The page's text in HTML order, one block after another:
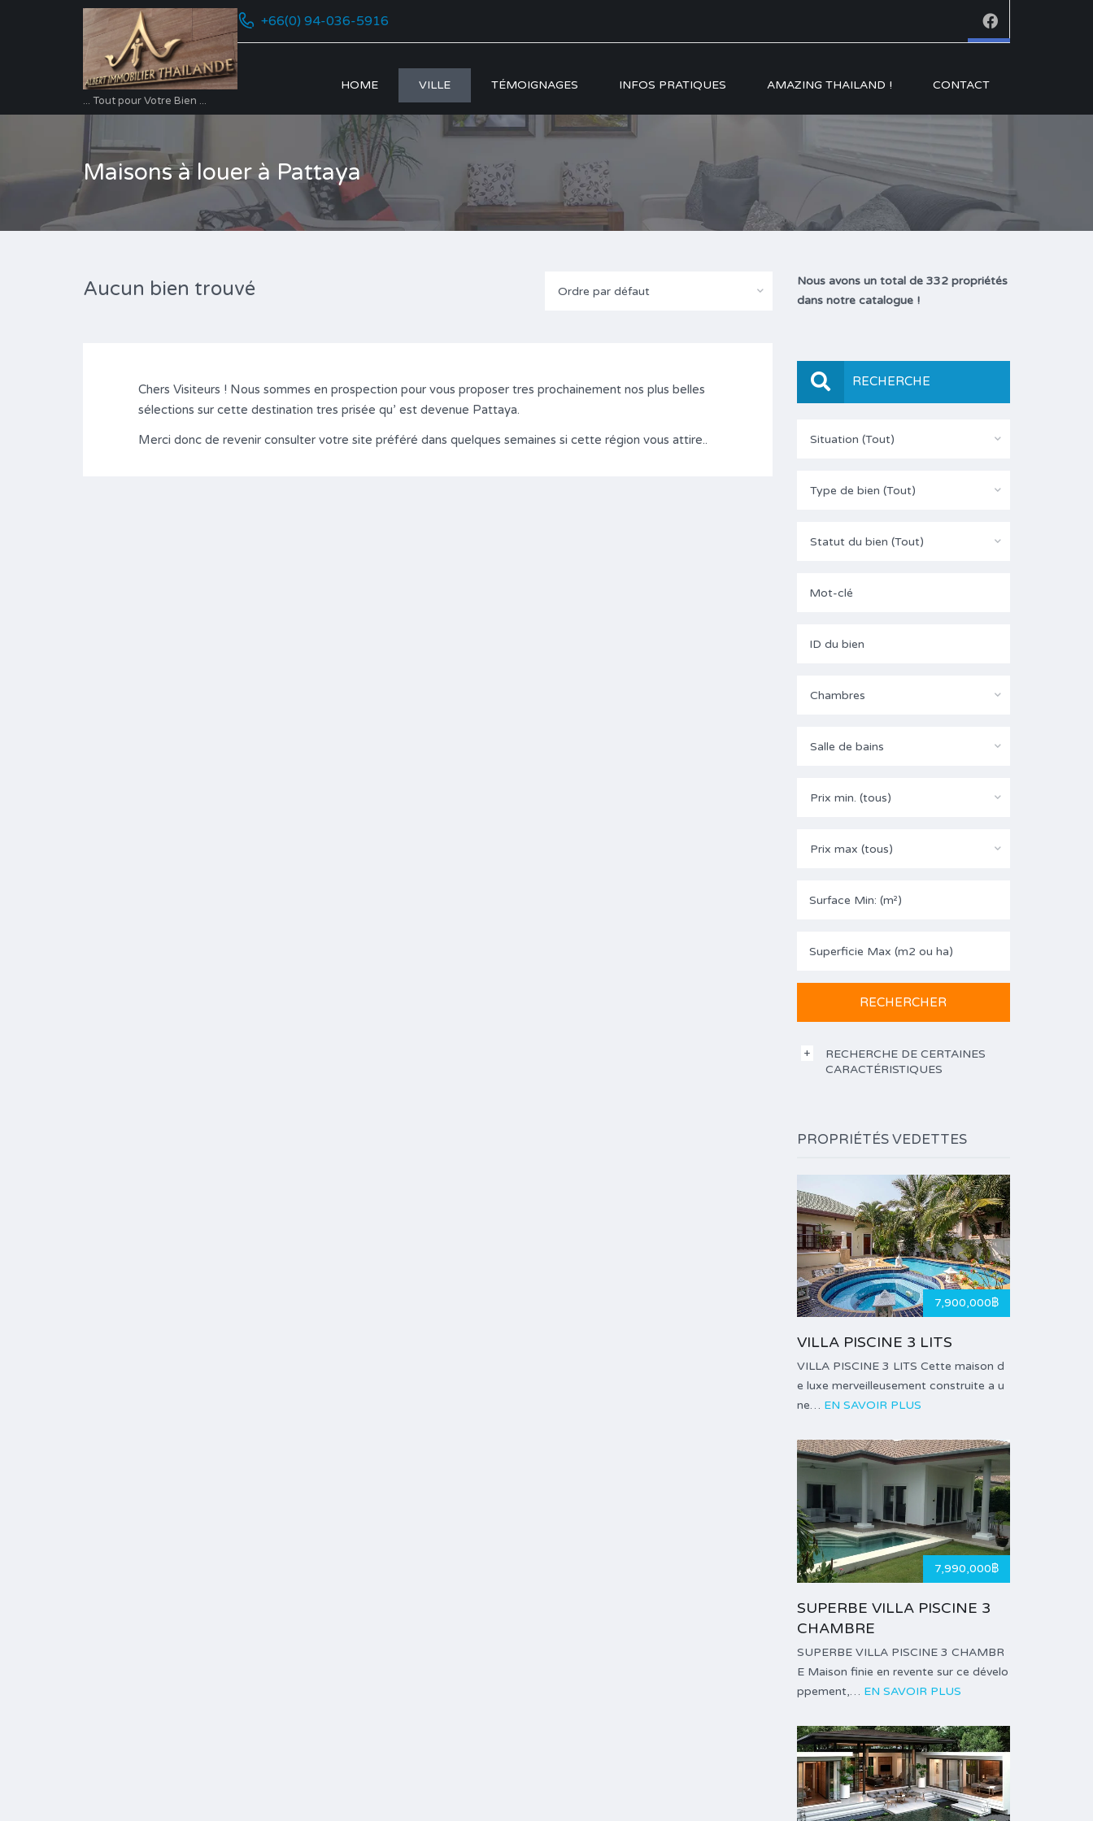
... Tout pour Votre Bien ...
+66(0) 94-036-5916
HOME VILLE TÉMOIGNAGES INFOS PRATIQUES AMAZING THAILAND ! CONTACT
Maisons à louer à Pattaya
Aucun bien trouvé Ordre par défaut
Chers Visiteurs ! Nous sommes en prospection pour vous proposer tres prochainement nos plus belles
sélections sur cette destination tres prisée qu’ est devenue Pattaya.
Merci donc de revenir consulter votre site préféré dans quelques semaines si cette région vous attire..
Nous avons un total de 332 propriétés
dans notre catalogue !
RECHERCHE
Situation (Tout)
Type de bien (Tout)
Statut du bien (Tout)
Chambres
Salle de bains
Prix min. (tous)
Prix max (tous)
RECHERCHE DE CERTAINES
CARACTÉRISTIQUES
PROPRIÉTÉS VEDETTES
7,900,000฿
VILLA PISCINE 3 LITS
VILLA PISCINE 3 LITS Cette maison d
e luxe merveilleusement construite a u
ne… EN SAVOIR PLUS
7,990,000฿
SUPERBE VILLA PISCINE 3
CHAMBRE
SUPERBE VILLA PISCINE 3 CHAMBR
E Maison finie en revente sur ce dévelo
ppement,… EN SAVOIR PLUS